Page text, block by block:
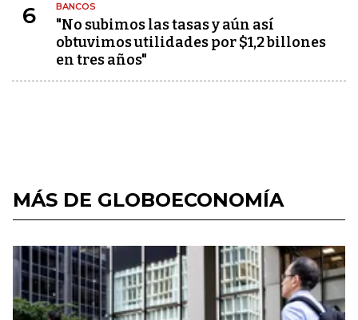
6 BANCOS
"No subimos las tasas y aún así
obtuvimos utilidades por $1,2 billones
en tres años"
MÁS DE GLOBOECONOMÍA